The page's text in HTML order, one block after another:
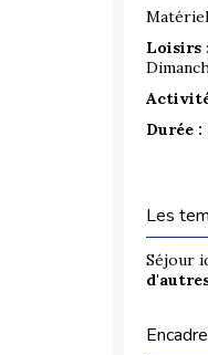
Loisirs
Durée :
Les
Séjour